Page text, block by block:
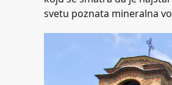
svetu poznata mineralna